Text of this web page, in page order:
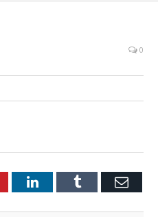
0
LinkedInTumblr Email